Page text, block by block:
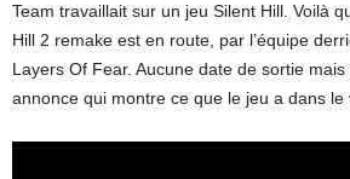
Team travaillait sur un jeu Silent Hill. Voilà
Hill 2 remake est en route, par l’équipe
Layers Of Fear. Aucune date de sortie
annonce qui montre ce que le jeu a dans le